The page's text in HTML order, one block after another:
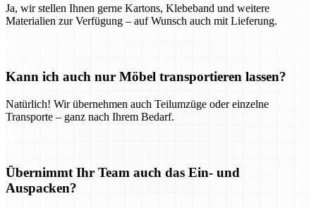
Ja, wir stellen Ihnen gerne Kartons, Klebeband und weitere
Materialien zur Verfügung – auf Wunsch auch mit Lieferung.
Kann ich auch nur Möbel transportieren lassen?
Natürlich! Wir übernehmen auch Teilumzüge oder einzelne
Transporte – ganz nach Ihrem Bedarf.
Übernimmt Ihr Team auch das Ein- und
Auspacken?